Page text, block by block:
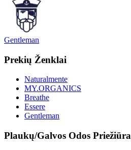
Gentleman
Prekių Ženklai
Naturalmente
MY.ORGANICS
Breathe
Essere
Gentleman
Plaukų/Galvos Odos Priežiūra